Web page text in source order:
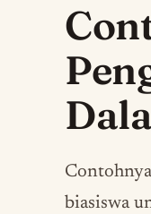
biasiswa